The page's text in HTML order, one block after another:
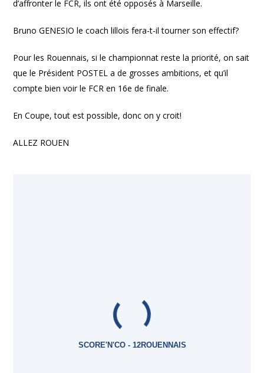
d’affronter le FCR, ils ont été opposés à Marseille.
Bruno GENESIO le coach lillois fera-t-il tourner son effectif?
Pour les Rouennais, si le championnat reste la priorité, on sait
que le Président POSTEL a de grosses ambitions, et qu’il
compte bien voir le FCR en 16e de finale.
En Coupe, tout est possible, donc on y croit!
ALLEZ ROUEN
SCORE'N'CO - 12ROUENNAIS